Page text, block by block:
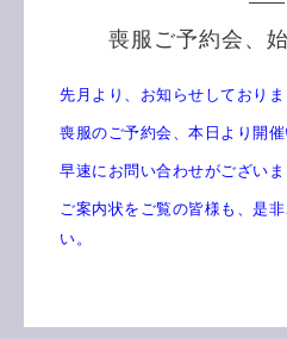
喪服ご予約会、
先月より、お知らせしておりま
喪服のご予約会、本日より開催
早速にお問い合わせがございま
ご案内状をご覧の皆様も、是
い。